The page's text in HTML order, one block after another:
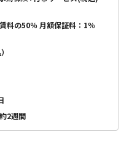
料の50％ 月額保証料：1％
2週間